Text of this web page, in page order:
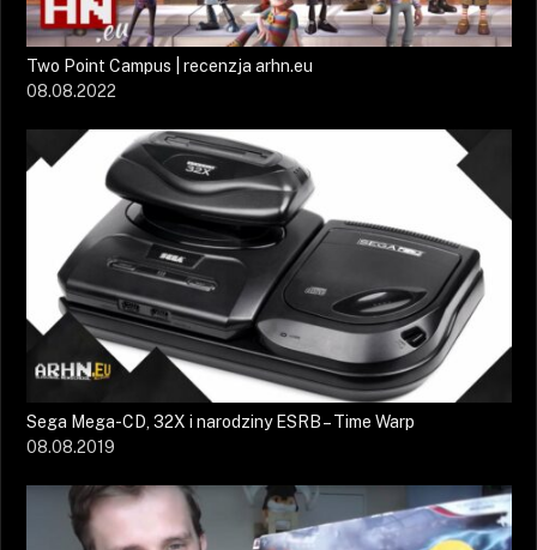
Two Point Campus | recenzja arhn.eu
08.08.2022
Sega Mega-CD, 32X i narodziny ESRB – Time Warp
08.08.2019